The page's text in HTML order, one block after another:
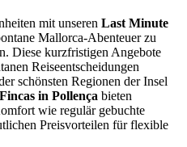
mit unseren Last Minute
Mallorca-Abenteuer zu
Diese kurzfristigen Angebote
Reiseentscheidungen
schönsten Regionen der Insel
in Pollença bieten
wie regulär gebuchte
Preisvorteilen für flexible